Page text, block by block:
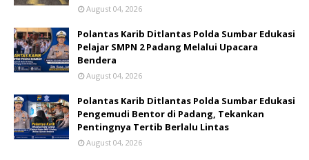
August 04, 2026
Polantas Karib Ditlantas Polda Sumbar Edukasi
Pelajar SMPN 2 Padang Melalui Upacara
Bendera
August 04, 2026
Polantas Karib Ditlantas Polda Sumbar Edukasi
Pengemudi Bentor di Padang, Tekankan
Pentingnya Tertib Berlalu Lintas
August 04, 2026